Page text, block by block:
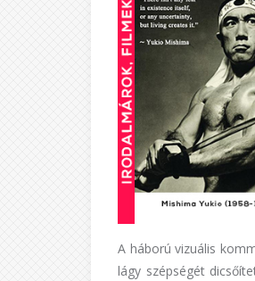
A háború vizuális
lágy szépségét